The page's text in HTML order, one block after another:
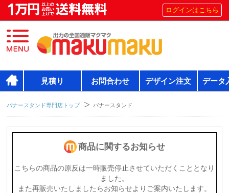
ログインはこちら
見積り お問合わせ デザイン注文 データ
バナースタンド専門店トップ バナースタンド
商品に関するお知らせ
こちらの商品の原反は一時販売停止させていただくこととなり
ました。
また再販売いたしましたらお知らせよりご案内いたします。